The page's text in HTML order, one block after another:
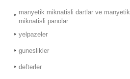
manyetik miknatisli dartlar ve manyetik
miknatisli panolar
yelpazeler
guneslikler
defterler